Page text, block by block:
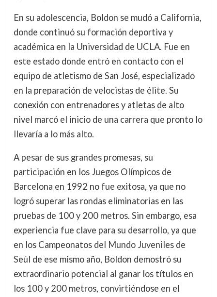
En su adolescencia, Boldon se mudó a California,
donde continuó su formación deportiva y
académica en la Universidad de UCLA. Fue en
este estado donde entró en contacto con el
equipo de atletismo de San José, especializado
en la preparación de velocistas de élite. Su
conexión con entrenadores y atletas de alto
nivel marcó el inicio de una carrera que pronto lo
llevaría a lo más alto.
A pesar de sus grandes promesas, su
participación en los Juegos Olímpicos de
Barcelona en 1992 no fue exitosa, ya que no
logró superar las rondas eliminatorias en las
pruebas de 100 y 200 metros. Sin embargo, esa
experiencia fue clave para su desarrollo, ya que
en los Campeonatos del Mundo Juveniles de
Seúl de ese mismo año, Boldon demostró su
extraordinario potencial al ganar los títulos en
los 100 y 200 metros, convirtiéndose en el